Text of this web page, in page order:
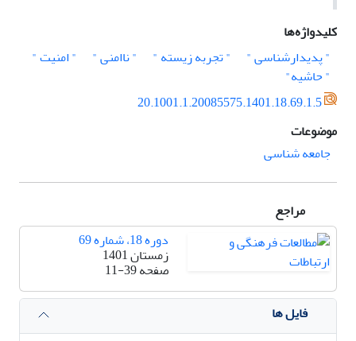
کلیدواژه‌ها
" پدیدارشناسی "
" تجربه زیسته " " ناامنی "
" امنیت "
" حاشیه"
20.1001.1.20085575.1401.18.69.1.5
موضوعات
جامعه شناسی
مراجع
دوره 18، شماره 69
زمستان 1401
صفحه11-39
فایل ها